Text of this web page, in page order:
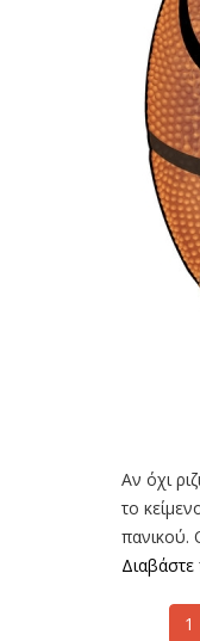
Αν όχι
το
πανικού.
Διαβάστε
1